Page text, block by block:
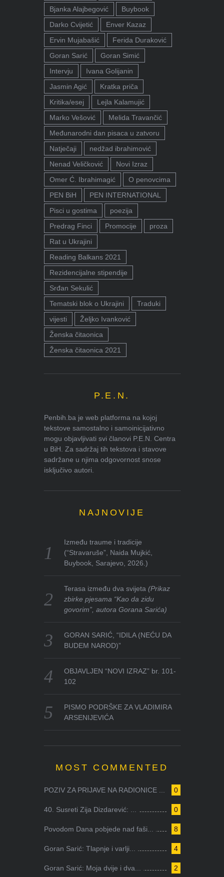
Bjanka Alajbegović
Buybook
Darko Cvijetić
Enver Kazaz
Ervin Mujabašić
Ferida Duraković
Goran Sarić
Goran Simić
Intervju
Ivana Golijanin
Jasmin Agić
Kratka priča
Kritika/esej
Lejla Kalamujić
Marko Vešović
Melida Travančić
Međunarodni dan pisaca u zatvoru
Natječaji
nedžad ibrahimović
Nenad Veličković
Novi Izraz
Omer Ć. Ibrahimagić
O penovcima
PEN BiH
PEN INTERNATIONAL
Pisci u gostima
poezija
Predrag Finci
Promocije
proza
Rat u Ukrajini
Reading Balkans 2021
Rezidencijalne stipendije
Srđan Sekulić
Tematski blok o Ukrajini
Traduki
vijesti
Željko Ivanković
Ženska čitaonica
Ženska čitaonica 2021
P.E.N.
Penbih.ba je web platforma na kojoj
tekstove samostalno i samoinicijativno
mogu objavljivati svi članovi P.E.N. Centra
u BiH. Za sadržaj tih tekstova i stavove
sadržane u njima odgovornost snose
isključivo autori.
NAJNOVIJE
Između traume i tradicije
(“Stravaruše”, Naida Mujkić,
Buybook, Sarajevo, 2026.)
Terasa između dva svijeta(Prikaz
zbirke pjesama “Kao da zidu
govorim”, autora Gorana Sarića)
GORAN SARIĆ, “IDILA (NEĆU DA
BUDEM NAROD)”
OBJAVLJEN “NOVI IZRAZ” br. 101-
102
PISMO PODRŠKE ZA VLADIMIRA
ARSENIJEVIĆA
MOST COMMENTED
0
POZIV ZA PRIJAVE NA RADIONICE ...
0
40. Susreti Zija Dizdarević: ...
8
Povodom Dana pobjede nad faši...
4
Goran Sarić: Tlapnje i varlji...
2
Goran Sarić: Moja dvije i dva...